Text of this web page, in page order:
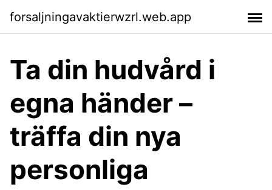
forsaljningavaktierwzrl.web.app
Ta din hudvård i
egna händer –
träffa din nya
personliga